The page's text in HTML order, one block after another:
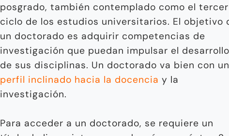
posgrado, también contemplado como el tercer
ciclo de los estudios universitarios. El objetivo
un doctorado es adquirir competencias de
investigación que puedan impulsar el desarrollo
de sus disciplinas. Un doctorado va bien con un
perfil inclinado hacia la docencia y la
investigación.
Para acceder a un doctorado, se requiere un